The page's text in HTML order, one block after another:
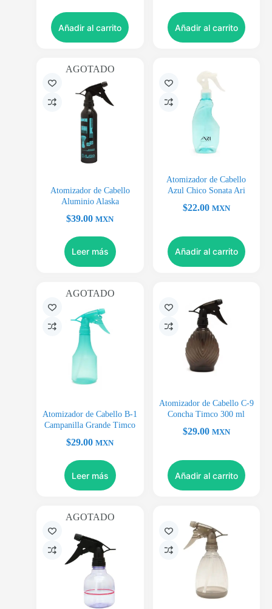
Añadir al carrito Añadir al carrito
AGOTADO
Atomizador de Cabello
Aluminio Alaska
$39.00 MXN
Leer más
Atomizador de Cabello
Azul Chico Sonata Ari
$22.00 MXN
Añadir al carrito
AGOTADO
Atomizador de Cabello B-1
Campanilla Grande Timco
$29.00 MXN
Leer más
Atomizador de Cabello C-9
Concha Timco 300 ml
$29.00 MXN
Añadir al carrito
AGOTADO